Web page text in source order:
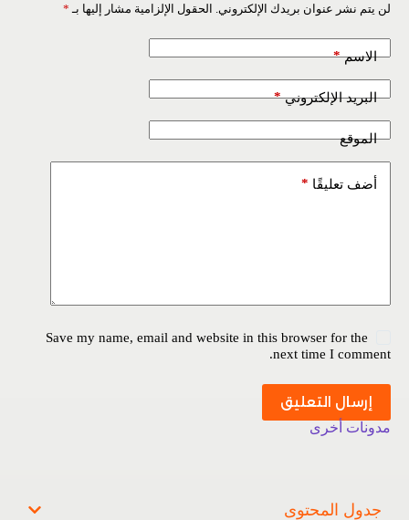
جدول المحتوى
لن يتم نشر عنوان بريدك الإلكتروني. الحقول الإلزامية مشار إليها بـ *
الاسم*
البريد الإلكتروني*
الموقع
أضف تعليقًا *
Save my name, email and website in this browser for the
next time I comment.
إرسال التعليق
مدونات أخرى